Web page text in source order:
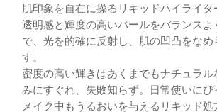
肌印象を自在に操るリキッドハイライタ
透明感と輝度の高いパールをバランスよ
で、光を的確に反射し、肌の凹凸をなめ
す。
密度の高い輝きはあくまでもナチュラル
みにすぐれ、失敗知らず。日常使いにぴ
メイク中もうるおいを与えるリキッド処